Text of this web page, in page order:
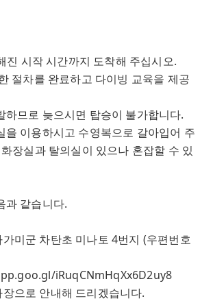
진 시작 시간까지 도착해 주십시오.
절차를 완료하고 다이빙 교육을 제공
하므로 늦으시면 탑승이 불가합니다.
을 이용하시고 수영복으로 갈아입어 주
장실과 탈의실이 있으나 혼잡할 수 있
과 같습니다.
미군 차탄초 미나토 4번지 (우편번호
iRuqCNmHqXx6D2uy8
으로 안내해 드리겠습니다.